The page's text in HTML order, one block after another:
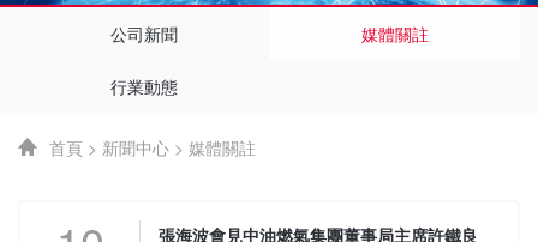
公司新聞 媒體關註
行業動態
首頁 > 新聞中心 > 媒體關註
張海波會見中油燃氣集團董事局主席許鐵良